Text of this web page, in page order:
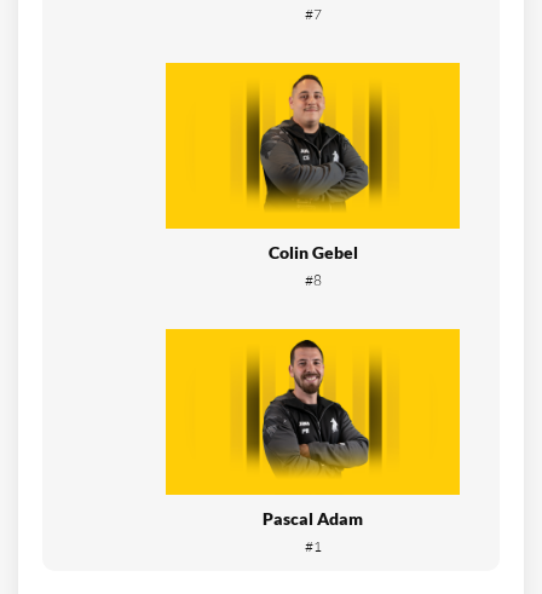
#7
Colin Gebel
#8
Pascal Adam
#1